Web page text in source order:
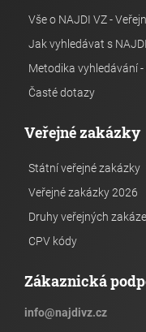
Vše o NAJDI VZ -
Jak vyhledávat s
Metodika vyhledávání
Časté dotazy
Veřejné zakázky
Státní veřejné zakázky
Veřejné zakázky 2026
Druhy veřejných
CPV kódy
Zákaznická
info@najdivz.cz